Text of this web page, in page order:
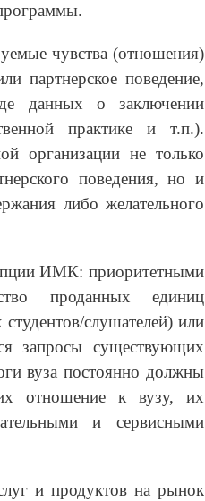
чувства (отношения)
партнерское поведение,
данных о заключении
практике и т.п.).
организации не только
поведения, но и
либо желательного
ИМК: приоритетными
проданных единиц
слушателей) или
запросы существующих
вуза постоянно должны
отношение к вузу, их
и сервисными
и продуктов на рынок